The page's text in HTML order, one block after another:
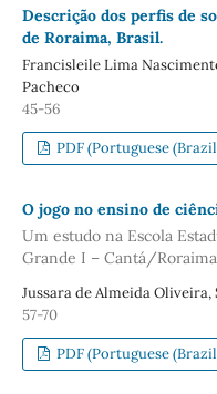
Descrição dos perfis de
de Roraima, Brasil.
Francisleile Lima
Pacheco
45-56
PDF (Portuguese
O jogo no ensino de
Um estudo na Escola
Grande I – Cantá/
Jussara de Almeida
57-70
PDF (Portuguese